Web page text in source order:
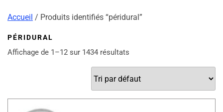
Accueil / Produits identifiés “péridural”
PÉRIDURAL
Affichage de 1–12 sur 1434 résultats